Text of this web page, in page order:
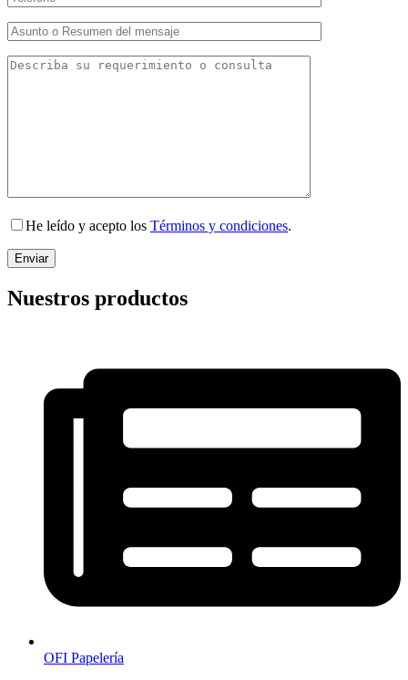
He leído y acepto los Términos y condiciones.
Nuestros productos
OFI Papelería